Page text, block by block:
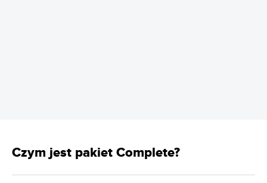
Czym jest pakiet Complete?